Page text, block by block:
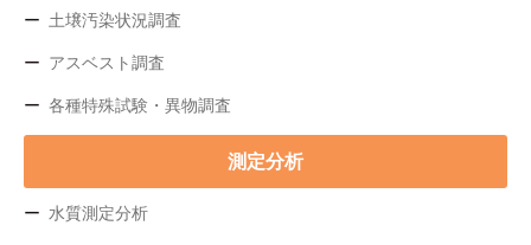
土壌汚染状況調査
アスベスト調査
各種特殊試験・異物調査
測定分析
水質測定分析